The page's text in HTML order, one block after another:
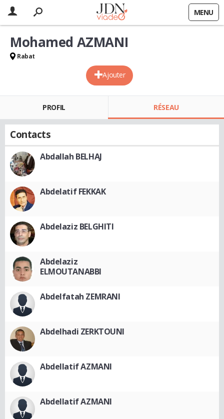
MENU
Ajouter
Mohamed AZMANI
Rabat
PROFIL RÉSEAU
Contacts
Abdallah BELHAJ
Abdelatif FEKKAK
Abdelaziz BELGHITI
Abdelaziz
ELMOUTANABBI
Abdelfatah ZEMRANI
Abdelhadi ZERKTOUNI
Abdellatif AZMANI
Abdellatif AZMANI